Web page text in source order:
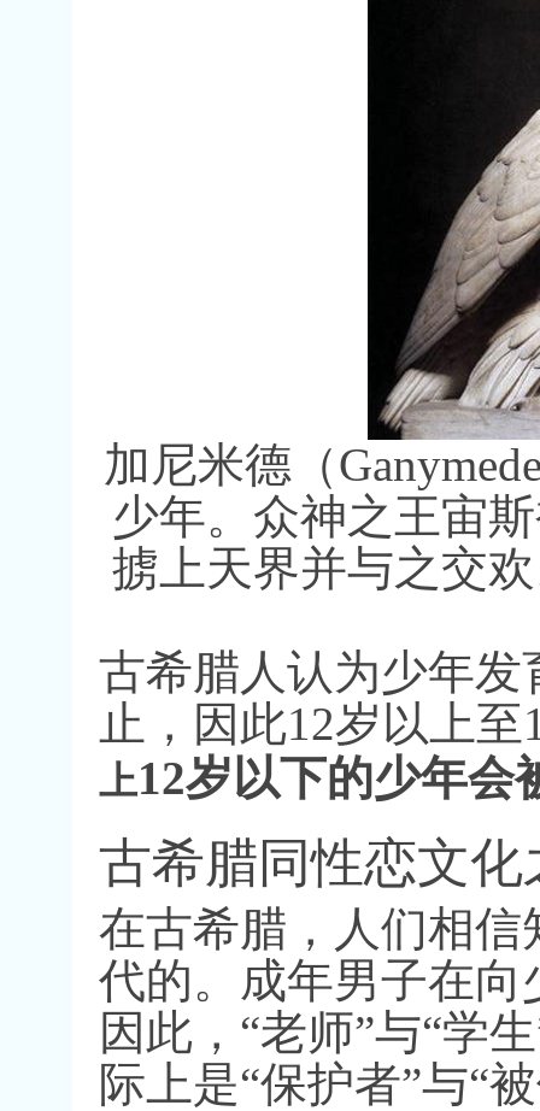
加尼米德（
少年。众神之王宙
掳上天界并与之交
古希腊人认为少年
止，因此12岁以上至
上12岁以下的少年会
古希腊同性恋文
在古希腊，人们相信
代的。成年男子在
因此， “老师”与“学生
际上是“保护者”与“